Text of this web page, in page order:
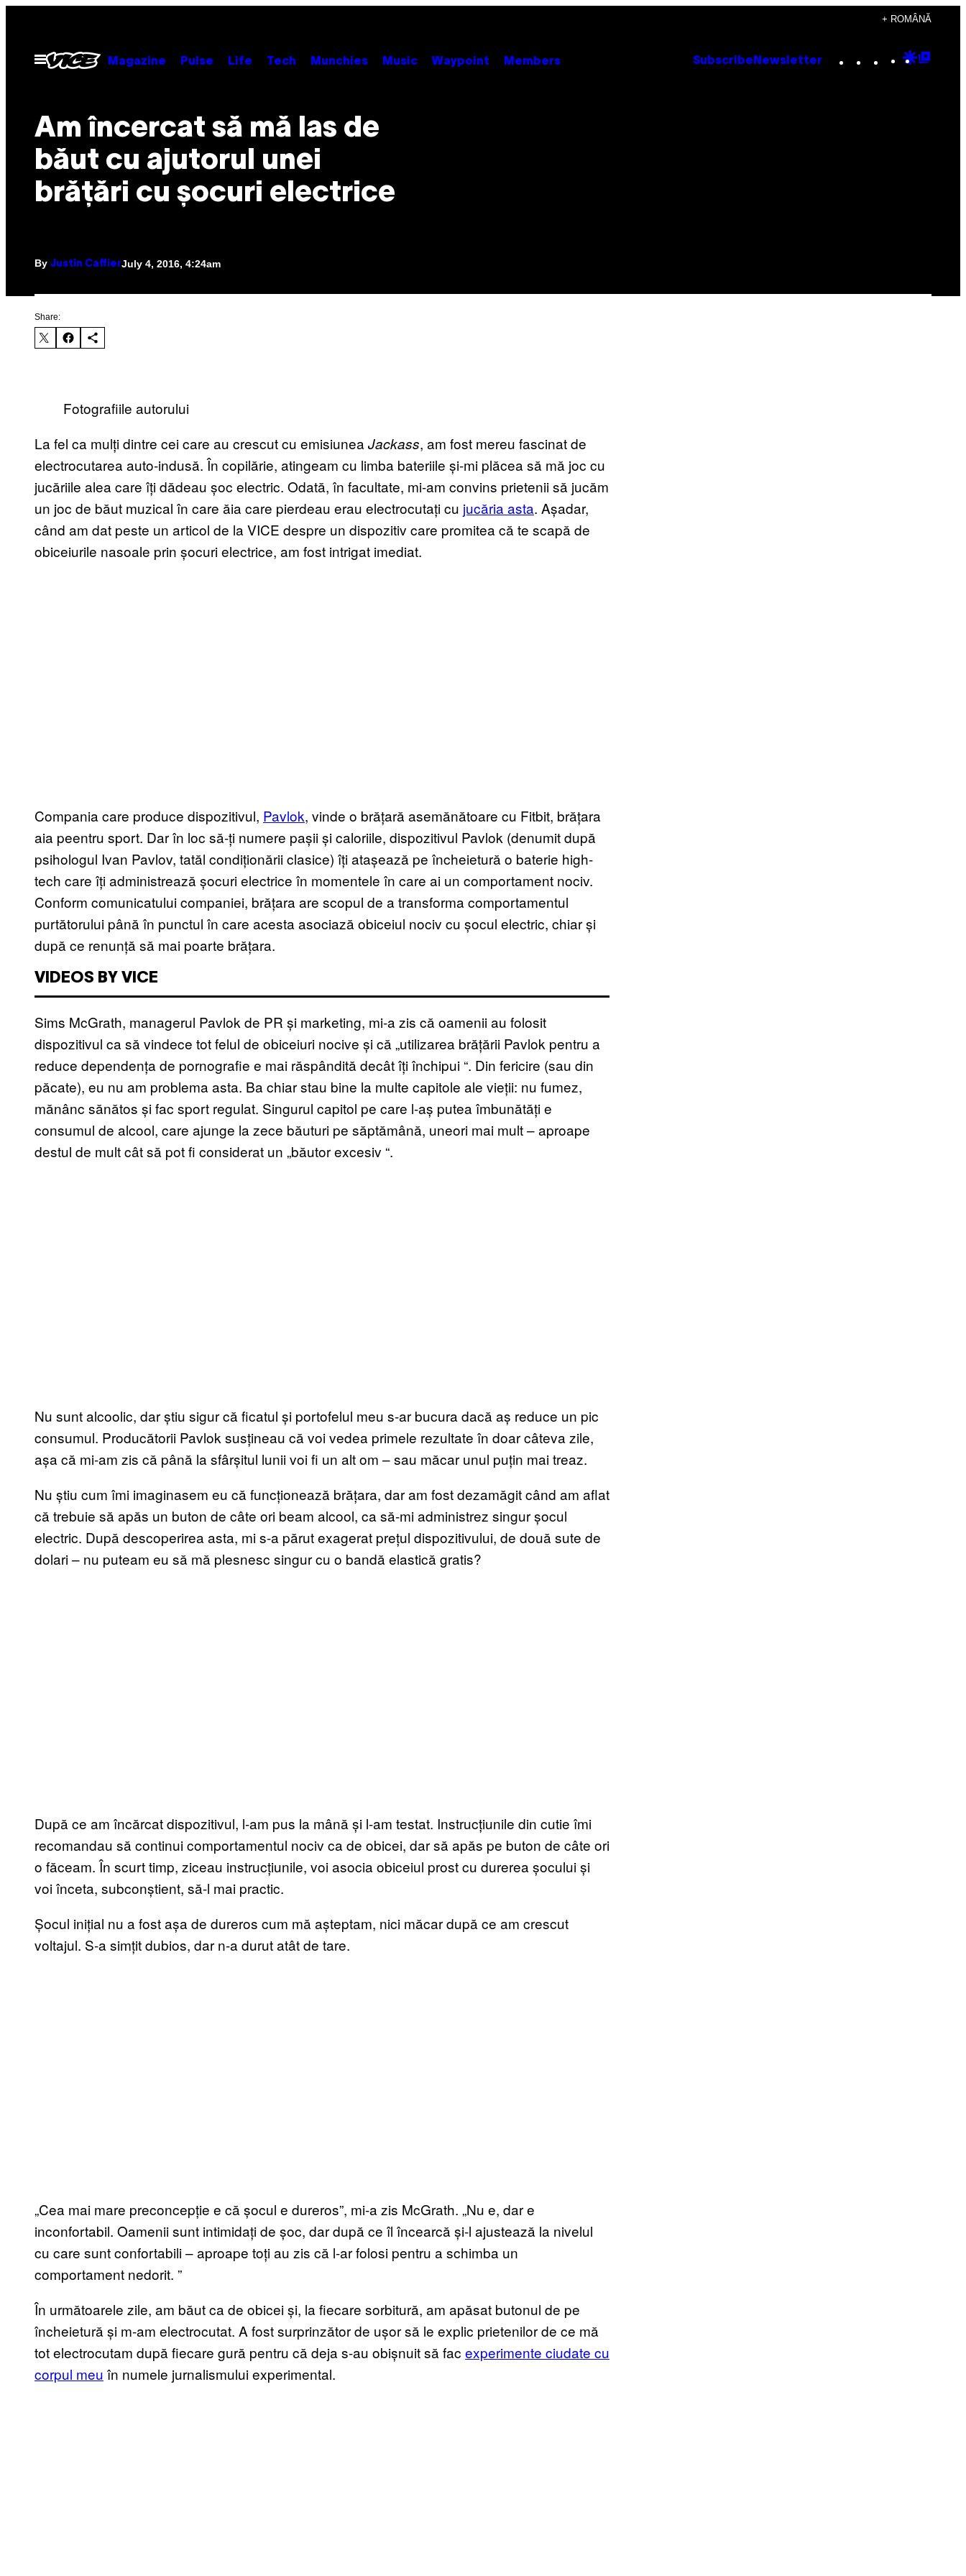
content
+ ROMÂNĂ
Open
Menu
Magazine Pulse Life Tech Munchies Music Waypoint Members Subscribe Newsletter Instagram
TikTok
YouTube
Google
​Am încercat să mă las de
băut cu ajutorul unei
brățări cu șocuri electrice
By Justin CaffierJuly 4, 2016, 4:24am
Share:
Fotografiile autorului
La fel ca mulți dintre cei care au crescut cu emisiunea Jackass, am fost mereu fascinat de
electrocutarea auto-indusă. În copilărie, atingeam cu limba bateriile și-mi plăcea să mă joc cu
jucăriile alea care îți dădeau șoc electric. Odată, în facultate, mi-am convins prietenii să jucăm
un joc de băut muzical în care ăia care pierdeau erau electrocutați cu jucăria asta. Așadar,
când am dat peste un articol de la VICE despre un dispozitiv care promitea că te scapă de
obiceiurile nasoale prin șocuri electrice, am fost intrigat imediat.
Compania care produce dispozitivul, Pavlok, vinde o brățară asemănătoare cu Fitbit, brățara
aia peentru sport. Dar în loc să-ți numere pașii și caloriile, dispozitivul Pavlok (denumit după
psihologul Ivan Pavlov, tatăl condiționării clasice) îți atașează pe încheietură o baterie high-
tech care îți administrează șocuri electrice în momentele în care ai un comportament nociv.
Conform comunicatului companiei, brățara are scopul de a transforma comportamentul
purtătorului până în punctul în care acesta asociază obiceiul nociv cu șocul electric, chiar și
după ce renunță să mai poarte brățara.
VIDEOS BY VICE
Sims McGrath, managerul Pavlok de PR și marketing, mi-a zis că oamenii au folosit
dispozitivul ca să vindece tot felul de obiceiuri nocive și că „utilizarea brățării Pavlok pentru a
reduce dependența de pornografie e mai răspândită decât îți închipui “. Din fericire (sau din
păcate), eu nu am problema asta. Ba chiar stau bine la multe capitole ale vieții: nu fumez,
mănânc sănătos și fac sport regulat. Singurul capitol pe care l-aș putea îmbunătăți e
consumul de alcool, care ajunge la zece băuturi pe săptămână, uneori mai mult – aproape
destul de mult cât să pot fi considerat un „băutor excesiv “.
Nu sunt alcoolic, dar știu sigur că ficatul și portofelul meu s-ar bucura dacă aș reduce un pic
consumul. Producătorii Pavlok susțineau că voi vedea primele rezultate în doar câteva zile,
așa că mi-am zis că până la sfârșitul lunii voi fi un alt om – sau măcar unul puțin mai treaz.
Nu știu cum îmi imaginasem eu că funcționează brățara, dar am fost dezamăgit când am aflat
că trebuie să apăs un buton de câte ori beam alcool, ca să-mi administrez singur șocul
electric. După descoperirea asta, mi s-a părut exagerat prețul dispozitivului, de două sute de
dolari – nu puteam eu să mă plesnesc singur cu o bandă elastică gratis?
După ce am încărcat dispozitivul, l-am pus la mână și l-am testat. Instrucțiunile din cutie îmi
recomandau să continui comportamentul nociv ca de obicei, dar să apăs pe buton de câte ori
o făceam. În scurt timp, ziceau instrucțiunile, voi asocia obiceiul prost cu durerea șocului și
voi înceta, subconștient, să-l mai practic.
Șocul inițial nu a fost așa de dureros cum mă așteptam, nici măcar după ce am crescut
voltajul. S-a simțit dubios, dar n-a durut atât de tare.
„Cea mai mare preconcepție e că șocul e dureros”, mi-a zis McGrath. „Nu e, dar e
inconfortabil. Oamenii sunt intimidați de șoc, dar după ce îl încearcă și-l ajustează la nivelul
cu care sunt confortabili – aproape toți au zis că l-ar folosi pentru a schimba un
comportament nedorit. ”
În următoarele zile, am băut ca de obicei și, la fiecare sorbitură, am apăsat butonul de pe
încheietură și m-am electrocutat. A fost surprinzător de ușor să le explic prietenilor de ce mă
tot electrocutam după fiecare gură pentru că deja s-au obișnuit să fac experimente ciudate cu
corpul meu în numele jurnalismului experimental.